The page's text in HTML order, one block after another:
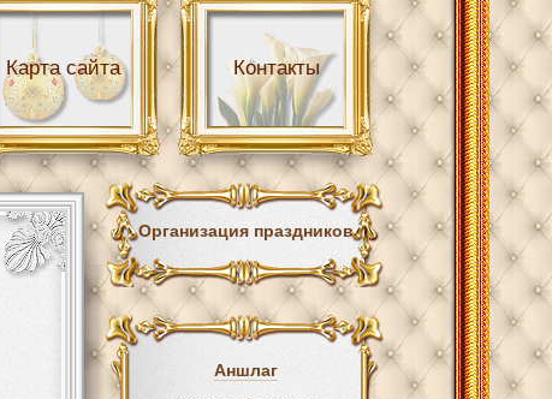
Карта сайта Контакты
Организация праздников
Аншлаг